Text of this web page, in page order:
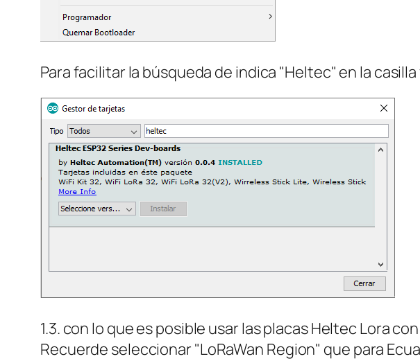
Para facilitar la búsqueda de indica "Heltec" en la
1.3. con lo que es posible usar las placas Heltec Lora
Recuerde seleccionar "LoRaWan Region" que para